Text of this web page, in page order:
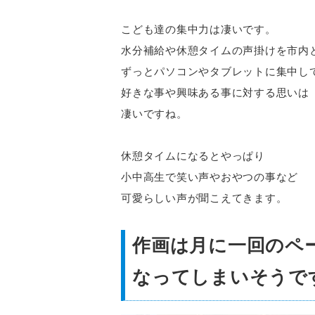
こども達の集中力は凄いです。
水分補給や休憩タイムの声掛けを市内
ずっとパソコンやタブレットに集中し
好きな事や興味ある事に対する思いは
凄いですね。
休憩タイムになるとやっぱり
小中高生で笑い声やおやつの事など
可愛らしい声が聞こえてきます。
作画は月に一回のペ
なってしまいそうで